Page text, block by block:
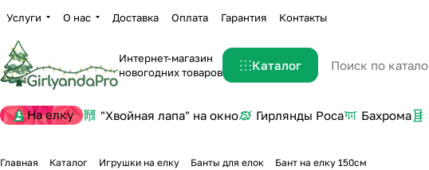
Услуги О нас Доставка Оплата Гарантия Контакты
Интернет-магазин
новогодних товаров
Каталог
На елку "Хвойная лапа" на окно Гирлянды Роса Бахрома
Главная Каталог Игрушки на елку Банты для елок Бант на елку 150см